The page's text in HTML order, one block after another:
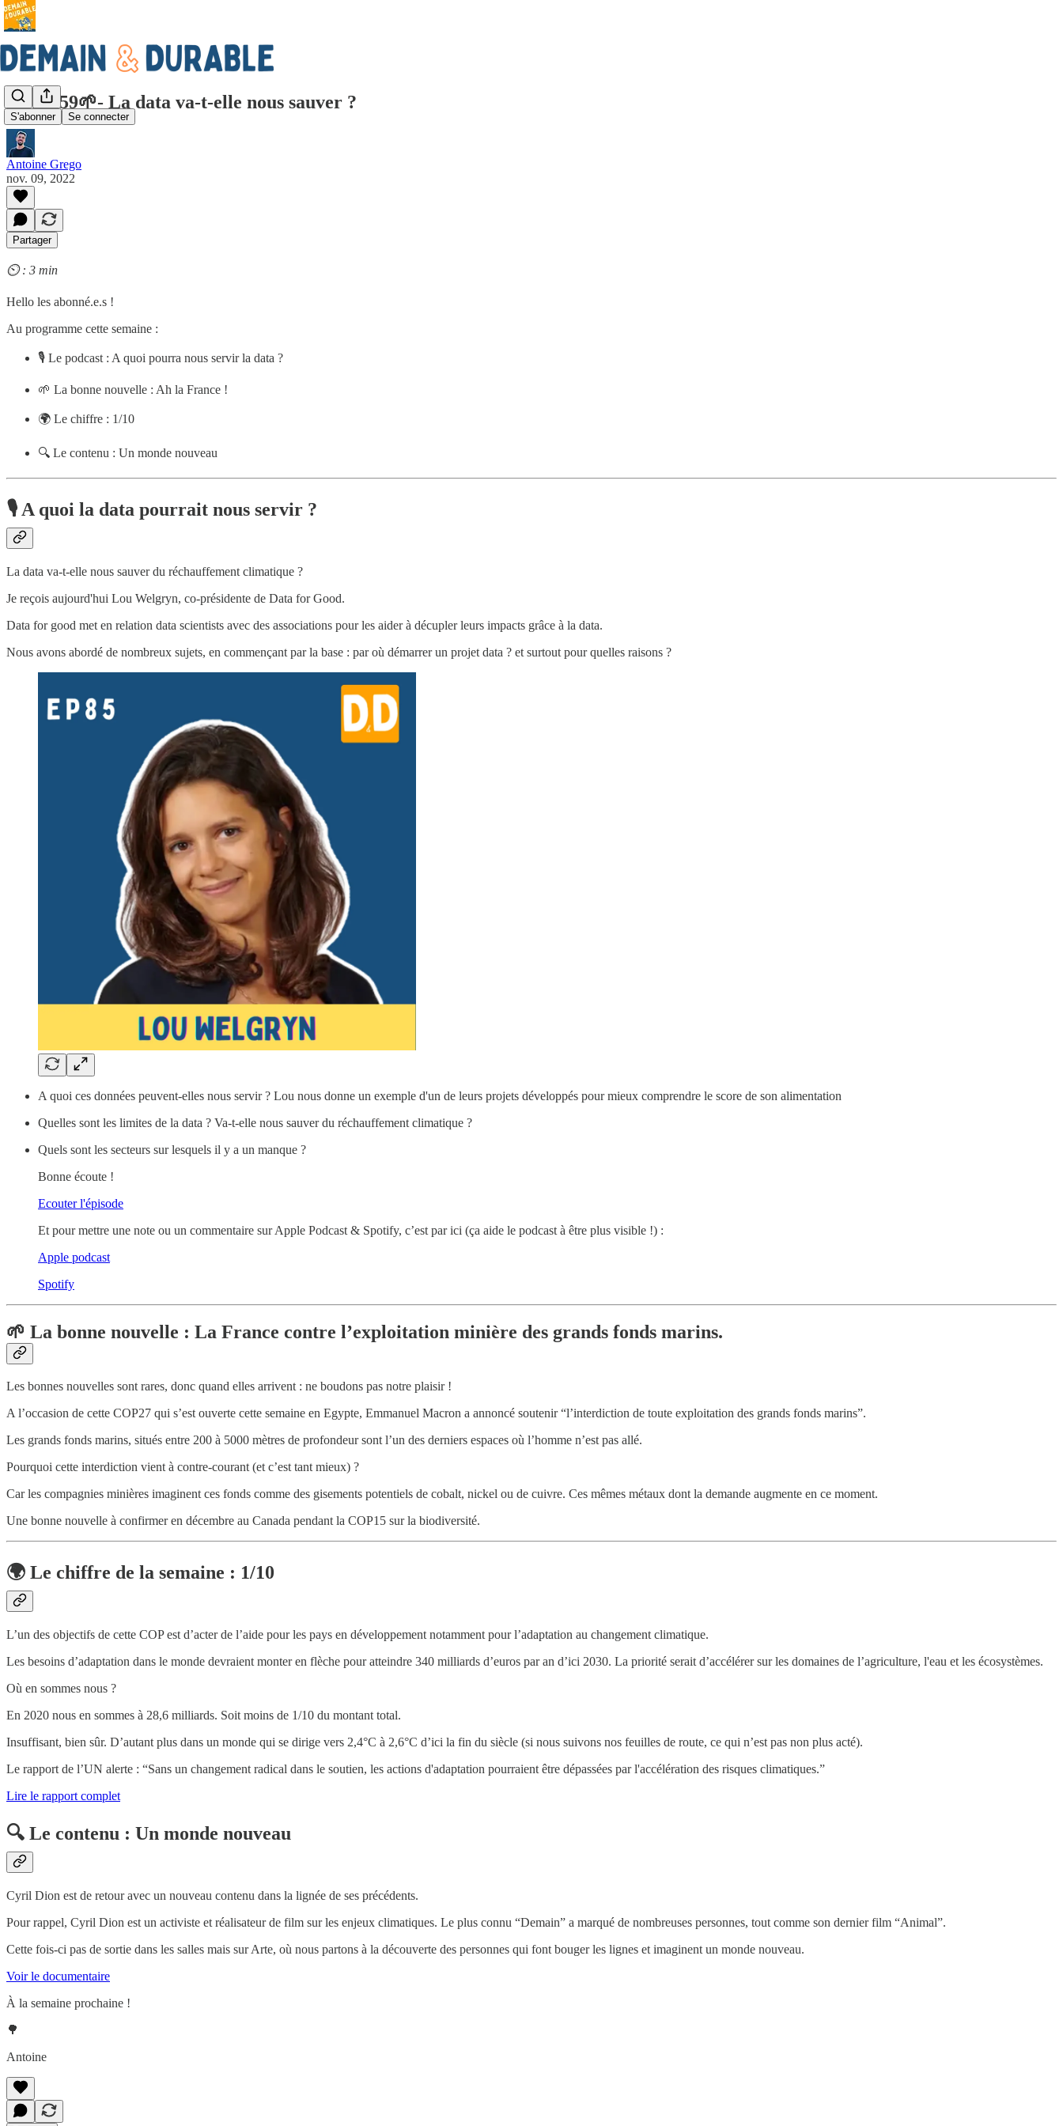
S'abonner Se connecter
LNDD59🌱- La data va-t-elle nous sauver ?
Antoine Grego
nov. 09, 2022
Partager
⏲️ : 3 min
Hello les abonné.e.s !
Au programme cette semaine :
🎙 Le podcast : A quoi pourra nous servir la data ?
🌱 La bonne nouvelle : Ah la France !
🌍 Le chiffre : 1/10
🔍 Le contenu : Un monde nouveau
🎙 A quoi la data pourrait nous servir ?
La data va-t-elle nous sauver du réchauffement climatique ?
Je reçois aujourd'hui Lou Welgryn, co-présidente de Data for Good.
Data for good met en relation data scientists avec des associations pour les aider à décupler leurs impacts grâce à la data.
Nous avons abordé de nombreux sujets, en commençant par la base : par où démarrer un projet data ? et surtout pour quelles raisons ?
A quoi ces données peuvent-elles nous servir ? Lou nous donne un exemple d'un de leurs projets développés pour mieux comprendre le score de son alimentation
Quelles sont les limites de la data ? Va-t-elle nous sauver du réchauffement climatique ?
Quels sont les secteurs sur lesquels il y a un manque ?
Bonne écoute !
Ecouter l'épisode
Et pour mettre une note ou un commentaire sur Apple Podcast & Spotify, c’est par ici (ça aide le podcast à être plus visible !) :
Apple podcast
Spotify
🌱 La bonne nouvelle : La France contre l’exploitation minière des grands fonds marins.
Les bonnes nouvelles sont rares, donc quand elles arrivent : ne boudons pas notre plaisir !
A l’occasion de cette COP27 qui s’est ouverte cette semaine en Egypte, Emmanuel Macron a annoncé soutenir “l’interdiction de toute exploitation des grands fonds marins”.
Les grands fonds marins, situés entre 200 à 5000 mètres de profondeur sont l’un des derniers espaces où l’homme n’est pas allé.
Pourquoi cette interdiction vient à contre-courant (et c’est tant mieux) ?
Car les compagnies minières imaginent ces fonds comme des gisements potentiels de cobalt, nickel ou de cuivre. Ces mêmes métaux dont la demande augmente en ce moment.
Une bonne nouvelle à confirmer en décembre au Canada pendant la COP15 sur la biodiversité.
🌍 Le chiffre de la semaine : 1/10
L’un des objectifs de cette COP est d’acter de l’aide pour les pays en développement notamment pour l’adaptation au changement climatique.
Les besoins d’adaptation dans le monde devraient monter en flèche pour atteindre 340 milliards d’euros par an d’ici 2030. La priorité serait d’accélérer sur les domaines de l’agriculture, l'eau et les écosystèmes.
Où en sommes nous ?
En 2020 nous en sommes à 28,6 milliards. Soit moins de 1/10 du montant total.
Insuffisant, bien sûr. D’autant plus dans un monde qui se dirige vers 2,4°C à 2,6°C d’ici la fin du siècle (si nous suivons nos feuilles de route, ce qui n’est pas non plus acté).
Le rapport de l’UN alerte : “Sans un changement radical dans le soutien, les actions d'adaptation pourraient être dépassées par l'accélération des risques climatiques.”
Lire le rapport complet
🔍 Le contenu : Un monde nouveau
Cyril Dion est de retour avec un nouveau contenu dans la lignée de ses précédents.
Pour rappel, Cyril Dion est un activiste et réalisateur de film sur les enjeux climatiques. Le plus connu “Demain” a marqué de nombreuses personnes, tout comme son dernier film “Animal”.
Cette fois-ci pas de sortie dans les salles mais sur Arte, où nous partons à la découverte des personnes qui font bouger les lignes et imaginent un monde nouveau.
Voir le documentaire
À la semaine prochaine !
🌳
Antoine